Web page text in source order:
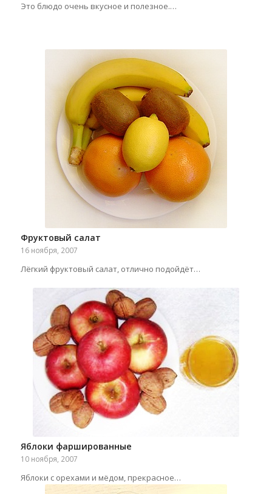
Это блюдо очень вкусное и полезное.…
Фруктовый салат
16 ноября, 2007
Лёгкий фруктовый салат, отлично подойдёт…
Яблоки фаршированные
10 ноября, 2007
Яблоки с орехами и мёдом, прекрасное…